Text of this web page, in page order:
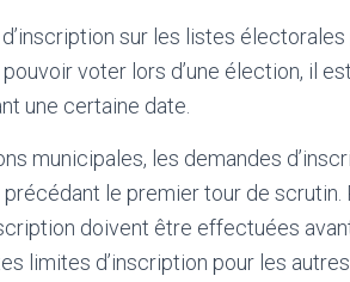
sur les listes
voter lors d’une élection, il
une certaine date.
municipales, les demandes
le premier tour de
doivent être effectuées
limites d’inscription pour les